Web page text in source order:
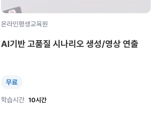
온라인평생교육원
AI기반 고품질 시나리오 생성/영상 연출
무료
학습시간 10시간